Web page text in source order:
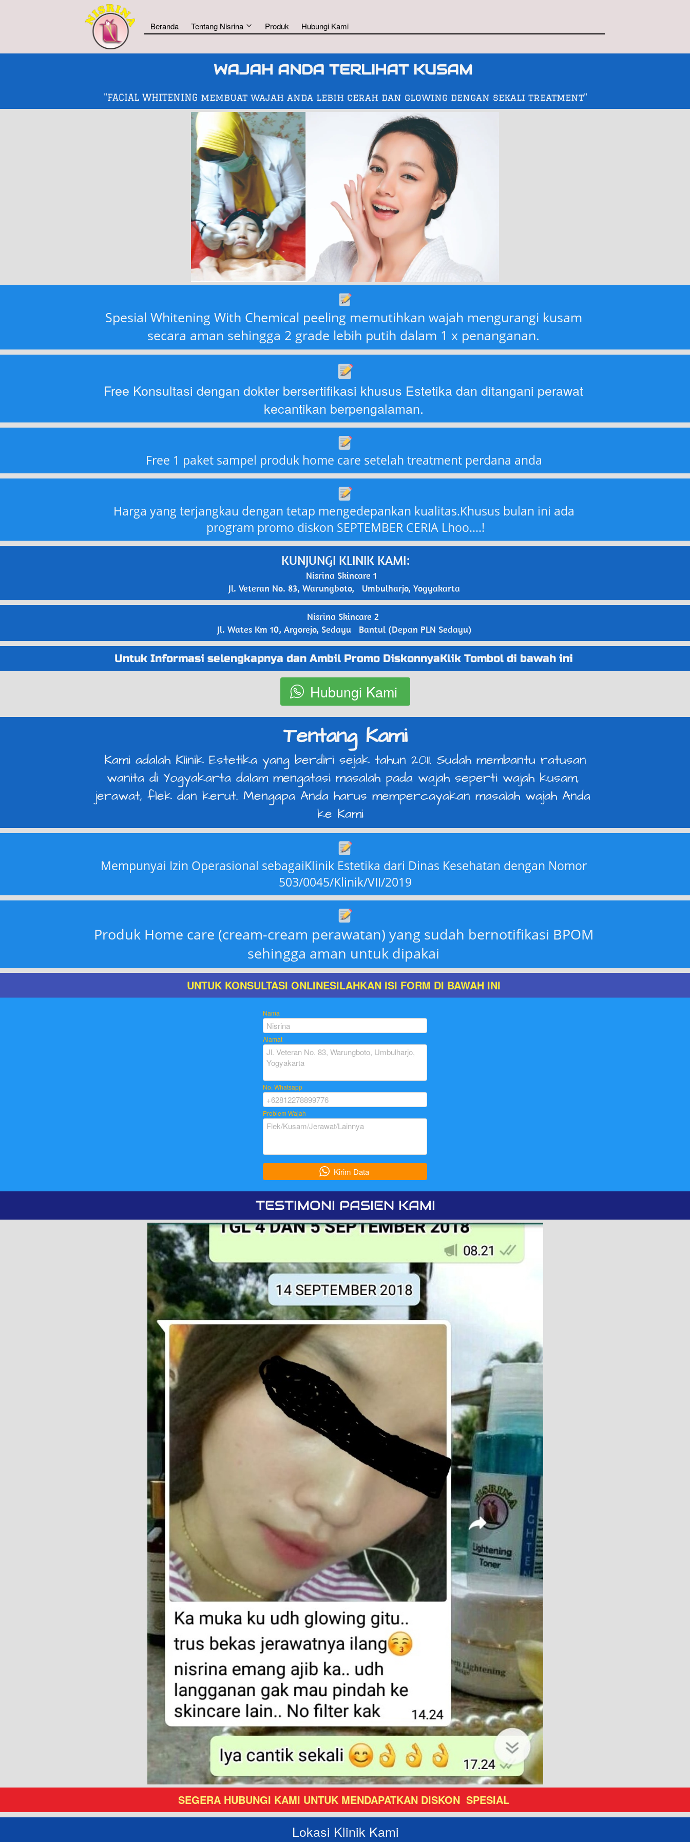
Beranda Tentang Nisrina Produk Hubungi Kami
WAJAH ANDA TERLIHAT KUSAM
"FACIAL WHITENING membuat wajah anda lebih cerah dan glowing dengan sekali treatment"
Spesial Whitening With Chemical peeling memutihkan wajah mengurangi kusam
secara aman sehingga 2 grade lebih putih dalam 1 x penanganan.
Free Konsultasi dengan dokter bersertifikasi khusus Estetika dan ditangani perawat
kecantikan berpengalaman.
Free 1 paket sampel produk home care setelah treatment perdana anda
Harga yang terjangkau dengan tetap mengedepankan kualitas.Khusus bulan ini ada
program promo diskon SEPTEMBER CERIA Lhoo....!
KUNJUNGI KLINIK KAMI:
Nisrina Skincare 1
Jl. Veteran No. 83, Warungboto,   Umbulharjo, Yogyakarta
Nisrina Skincare 2
Jl. Wates Km 10, Argorejo, Sedayu   Bantul (Depan PLN Sedayu)
Untuk Informasi selengkapnya dan Ambil Promo DiskonnyaKlik Tombol di bawah ini
` Hubungi Kami
Tentang Kami
Kami adalah Klinik Estetika yang berdiri sejak tahun 2011. Sudah membantu ratusan
wanita di Yogyakarta dalam mengatasi masalah pada wajah seperti wajah kusam,
jerawat, flek dan kerut. Mengapa Anda harus mempercayakan masalah wajah Anda
ke Kami
Mempunyai Izin Operasional sebagaiKlinik Estetika dari Dinas Kesehatan dengan Nomor
503/0045/Klinik/VII/2019
Produk Home care (cream-cream perawatan) yang sudah bernotifikasi BPOM
sehingga aman untuk dipakai
UNTUK KONSULTASI ONLINESILAHKAN ISI FORM DI BAWAH INI
Nama
Alamat
No. Whatsapp
Problem Wajah
` Kirim Data
TESTIMONI PASIEN KAMI
SEGERA HUBUNGI KAMI UNTUK MENDAPATKAN DISKON  SPESIAL
Lokasi Klinik Kami